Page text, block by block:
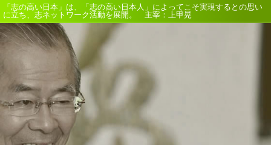
「志の高い日本」は、「志の高い日本人」によってこそ実現するとの思い
に立ち、志ネットワーク活動を展開。 主宰：上甲晃